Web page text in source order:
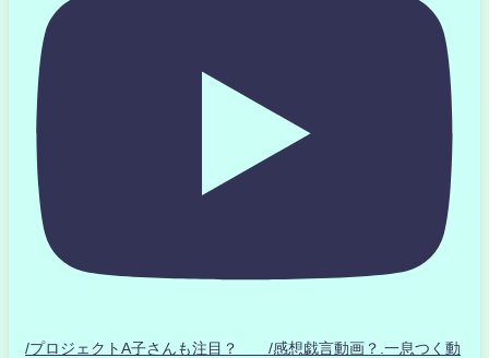
/プロジェクトA子さんも注目？ /感想戯言動画？.一息つく動